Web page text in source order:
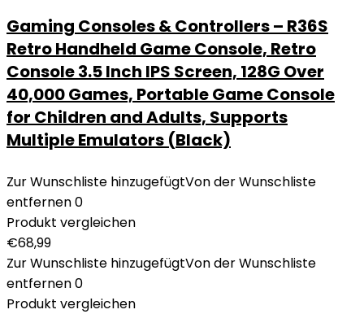
Gaming Consoles & Controllers – R36S
Retro Handheld Game Console, Retro
Console 3.5 Inch IPS Screen, 128G Over
40,000 Games, Portable Game Console
for Children and Adults, Supports
Multiple Emulators (Black)
Zur Wunschliste hinzugefügtVon der Wunschliste
entfernen0
Produkt vergleichen
€68,99
Zur Wunschliste hinzugefügtVon der Wunschliste
entfernen0
Produkt vergleichen